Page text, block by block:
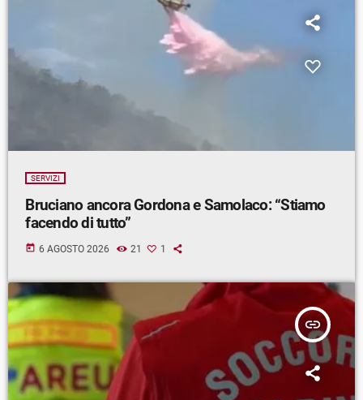
SERVIZI
Bruciano ancora Gordona e Samolaco: “Stiamo
facendo di tutto”
today 6 AGOSTO 2026 21 1
insert_link